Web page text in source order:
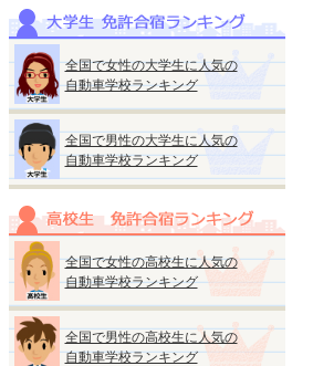
全国で女性の大学生に人気の
自動車学校ランキング
全国で男性の大学生に人気の
自動車学校ランキング
全国で女性の高校生に人気の
自動車学校ランキング
全国で男性の高校生に人気の
自動車学校ランキング